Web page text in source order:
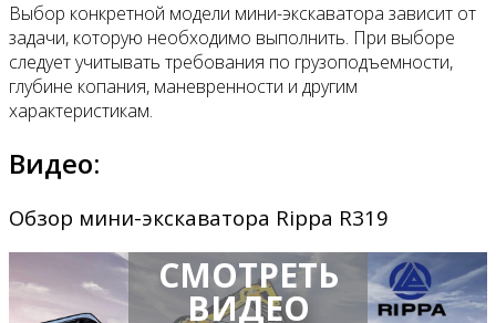
Выбор конкретной модели мини-экскаватора зависит от
задачи, которую необходимо выполнить. При выборе
следует учитывать требования по грузоподъемности,
глубине копания, маневренности и другим
характеристикам.
Видео:
Обзор мини-экскаватора Rippa R319
СМОТРЕТЬ
ВИДЕО